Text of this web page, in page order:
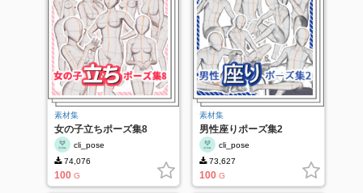
素材集
女の子立ちポーズ集8
cli_pose
74,076
100 G
素材集
男性座りポーズ集2
cli_pose
73,627
100 G